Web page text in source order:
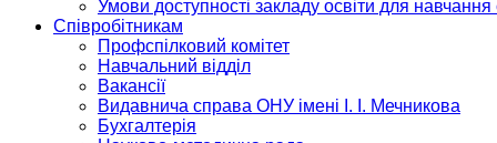
Умови доступності закладу освіти для
Співробітникам
Профспілковий комітет
Навчальний відділ
Вакансії
Видавнича справа ОНУ імені І. І. Мечникова
Бухгалтерія